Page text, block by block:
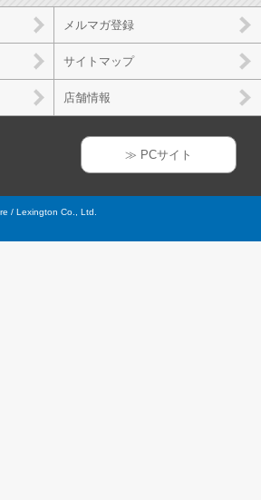
メルマガ登録
サイトマップ
店舗情報
≫ PCサイト
/ Lexington Co., Ltd.